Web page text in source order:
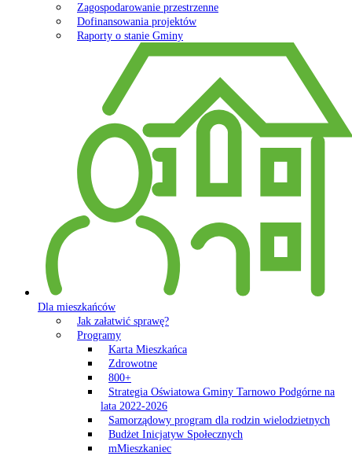
Zagospodarowanie przestrzenne
Dofinansowania projektów
Raporty o stanie Gminy
Dla mieszkańców
Jak załatwić sprawę?
Programy
Karta Mieszkańca
Zdrowotne
800+
Strategia Oświatowa Gminy Tarnowo Podgórne na
lata 2022-2026
Samorządowy program dla rodzin wielodzietnych
Budżet Inicjatyw Społecznych
mMieszkaniec